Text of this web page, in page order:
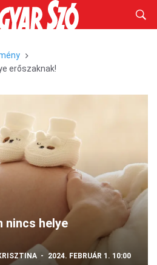
erőszaknak!
nincs helye
2024. FEBRUÁR 1. 10:00